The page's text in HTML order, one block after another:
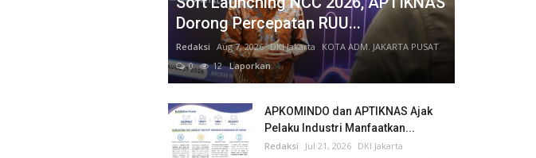
Dorong Percepatan RUU...
Redaksi Aug 7, 2026 DKI Jakarta
KOTA ADM. JAKARTA PUSAT
0
12Laporkan
APKOMINDO dan APTIKNAS Ajak
Pelaku Industri Manfaatkan...
Redaksi Jul 21, 2026 DKI Jakarta